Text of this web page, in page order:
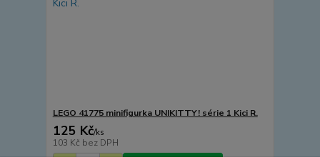
LEGO 41775 minifigurka UNIKITTY! série 1 Kici R.
125 Kč/ks
103 Kč bez DPH